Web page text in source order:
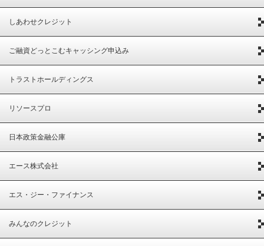
しあわせクレジット
ご融資どっとこむキャッシング申込み
トラストホールディングス
リソースプロ
日本政策金融公庫
エース株式会社
エス・ジー・ファイナンス
みんなのクレジット